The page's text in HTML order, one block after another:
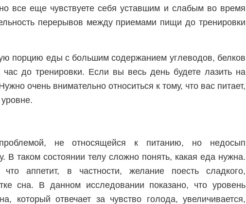
все еще чувствуете себя уставшим и слабым во время
перерывов между приемами пищи до тренировки
порцию еды с большим содержанием углеводов, белков
до тренировки. Если вы весь день будете лазить на
очень внимательно относиться к тому, что вас питает,
не относящейся к питанию, но недосып
В таком состоянии телу сложно понять, какая еда нужна.
что аппетит, в частности, желание поесть сладкого,
сна. В данном исследовании показано, что уровень
который отвечает за чувство голода, увеличивается,